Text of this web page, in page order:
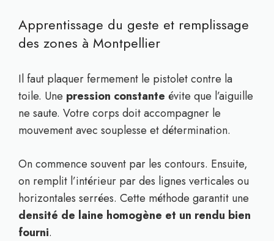
Apprentissage du geste et remplissage
des zones à Montpellier
Il faut plaquer fermement le pistolet contre la
toile. Une pression constante évite que l’aiguille
ne saute. Votre corps doit accompagner le
mouvement avec souplesse et détermination.
On commence souvent par les contours. Ensuite,
on remplit l’intérieur par des lignes verticales ou
horizontales serrées. Cette méthode garantit une
densité de laine homogène et un rendu bien
fourni.